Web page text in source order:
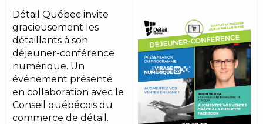
Détail Québec invite
gracieusement les
détaillants à son
déjeuner-conférence
numérique. Un
événement présenté
en collaboration avec le
Conseil québécois du
commerce de détail.